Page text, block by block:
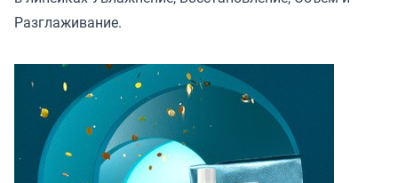
Разглаживание.